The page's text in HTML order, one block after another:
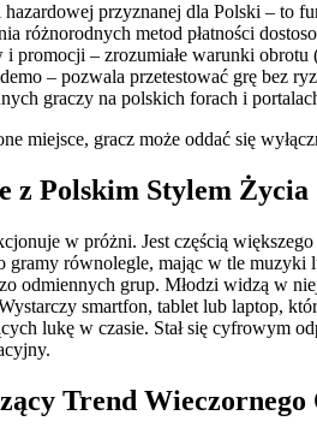
przyznanej dla Polski – to
różnorodnych metod płatności
i promocji – zrozumiałe warunki
– pozwala przetestować grę bez
graczy na polskich forach i
miejsce, gracz może oddać się
z Polskim Stylem Życia
w próżni. Jest częścią
gramy równolegle, mając w tle
odmiennych grup. Młodzi widzą w
smartfon, tablet lub laptop,
lukę w czasie. Stał się cyfrowym
Trend Wieczornego